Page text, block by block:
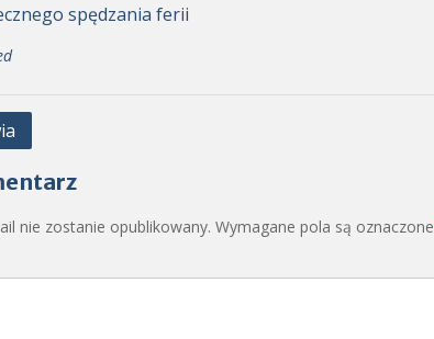
spędzania ferii
nie zostanie opublikowany. Wymagane pola są oznaczone